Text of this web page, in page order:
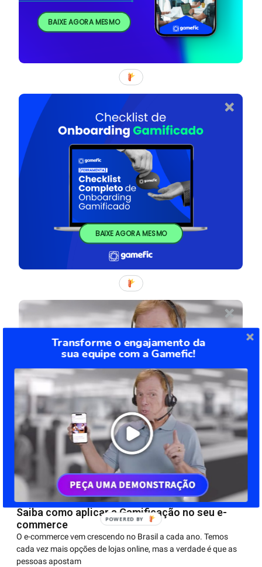
BAIXE AGORA MESMO
BAIXE AGORA MESMO
Saiba como aplicar a Gamificação no seu e-
commerce
O e-commerce vem crescendo no Brasil a cada ano. Temos
cada vez mais opções de lojas online, mas a verdade é que as
pessoas apostam
Transforme o engajamento da
sua equipe com a Gamefic!
POWERED BY